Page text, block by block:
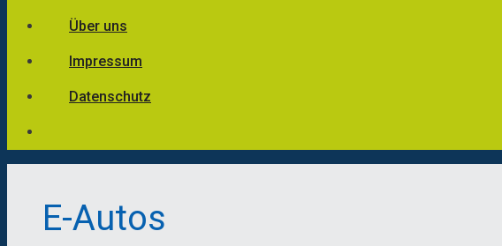
Über uns
Impressum
Datenschutz
E-Autos